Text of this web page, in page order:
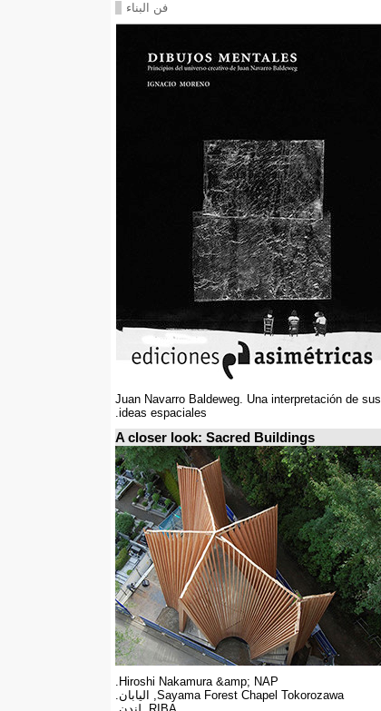
فن البناء
Juan Navarro Baldeweg. Una interpretación de sus
ideas espaciales.
A closer look: Sacred Buildings
Hiroshi Nakamura &amp; NAP.
Sayama Forest Chapel Tokorozawa, اليابان.